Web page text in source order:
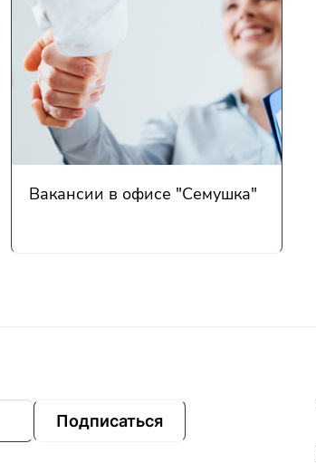
Вакансии в офисе "Семушка"
Подписаться